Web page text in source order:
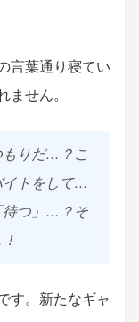
言葉通り寝てい
ません。
もりだ…？こ
イトをして…
待つ」…？そ
す。新たなギャ